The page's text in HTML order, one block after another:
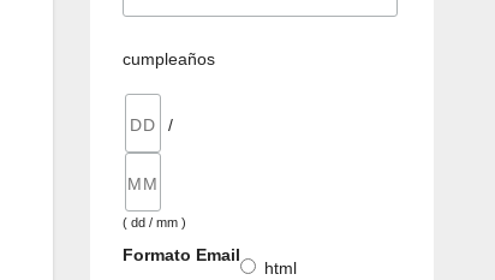
cumpleaños
/
( dd / mm )
Formato Email
html